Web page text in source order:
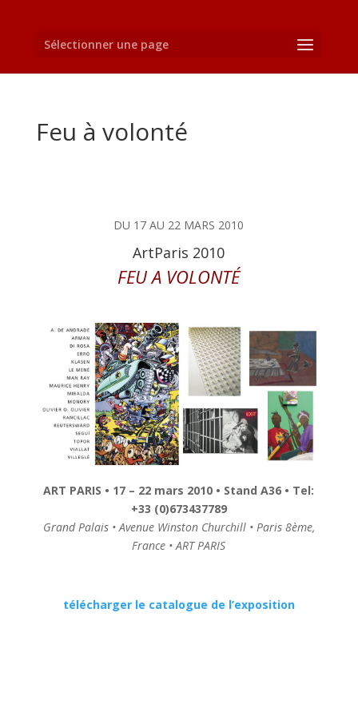
Sélectionner une page
Feu à volonté
DU 17 AU 22 MARS 2010
ArtParis 2010
FEU A VOLONTÉ
ART PARIS • 17 – 22 mars 2010 • Stand A36 • Tel:
+33 (0)673437789
Grand Palais • Avenue Winston Churchill • Paris 8ème,
France • ART PARIS
télécharger le catalogue de l’exposition